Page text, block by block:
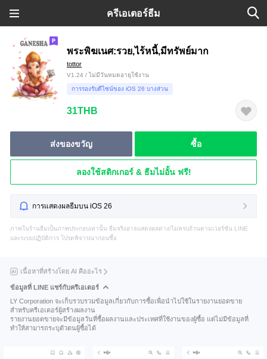
ครีเอเตอร์ธีม
พระพิฆเนศ:รวย,ไร้หนี้,มีทรัพย์มาก
tottor
V1.24 / ไม่มีวันหมดอายุใช้งาน
การรองรับดีไซน์ของ iOS 26 บางส่วน
31THB
ส่งของขวัญ ซื้อ
ลองใช้สติกเกอร์ & ธีมไม่อั้น ฟรี!
การแสดงผลธีมบน iOS 26
ภาพในร้านธีมเป็นภาพประกอบเท่านั้น ธีมจริงอาจแสดงผลต่าง/ไม่ครบถ้วนตามเวอร์ชัน LINE
และระบบปฏิบัติการ โปรดพิจารณาก่อนซื้อ
เนื้อหาที่สร้างโดย AI คืออะไร
ข้อมูลที่ LINE แชร์กับครีเอเตอร์
LY Corporation จะเก็บรวบรวมข้อมูลเกี่ยวกับการซื้อเพื่อนำไปใช้ในรายงานยอดขาย
สำหรับครีเอเตอร์ผู้สร้างผลงาน
รายงานยอดขายจะมีข้อมูลวันที่ซื้อผลงานและประเทศที่ใช้งานของผู้ซื้อ แต่ไม่มีข้อมูลที่
ทำให้สามารถระบุตัวตนผู้ซื้อได้